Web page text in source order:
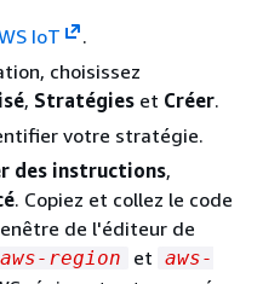
IoT
.
choisissez
, Stratégies et Créer.
votre stratégie.
des instructions,
. Copiez et collez le code
de l'éditeur de
aws-region et aws-